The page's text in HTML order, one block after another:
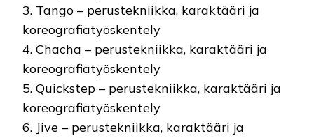
3. Tango – perustekniikka, karaktääri ja
koreografiatyöskentely
4. Chacha – perustekniikka, karaktääri ja
koreografiatyöskentely
5. Quickstep – perustekniikka, karaktääri ja
koreografiatyöskentely
6. Jive – perustekniikka, karaktääri ja